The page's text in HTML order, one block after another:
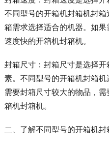
不同型号的开箱机封箱机封
箱需求选择适合的机器。如
速度快的开箱机封箱机。
封箱尺寸：封箱尺寸是选择
素。不同型号的开箱机封箱
需要封箱尺寸较大的物品，
箱机封箱机。
二、了解不同型号的开箱机封